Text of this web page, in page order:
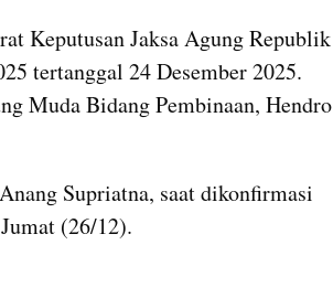
Keputusan Jaksa Agung Republik
tertanggal 24 Desember 2025.
Muda Bidang Pembinaan, Hendro
Supriatna, saat dikonfirmasi
(26/12).